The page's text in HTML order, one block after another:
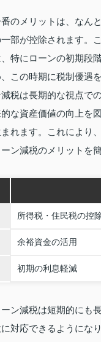
のメリットは、なん
部が控除されます。
特にローンの初期段
この時期に税制優遇
税は長期的な視点で
な資産価値の向上を
れます。これにより
ン減税のメリットを
所得税・住民税の控
余裕資金の活用
初期の利息軽減
ン減税は短期的にも
対応できるようにな